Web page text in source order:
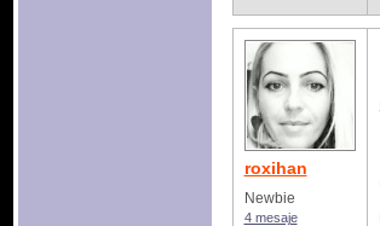
roxihan
Newbie
4 mesaje